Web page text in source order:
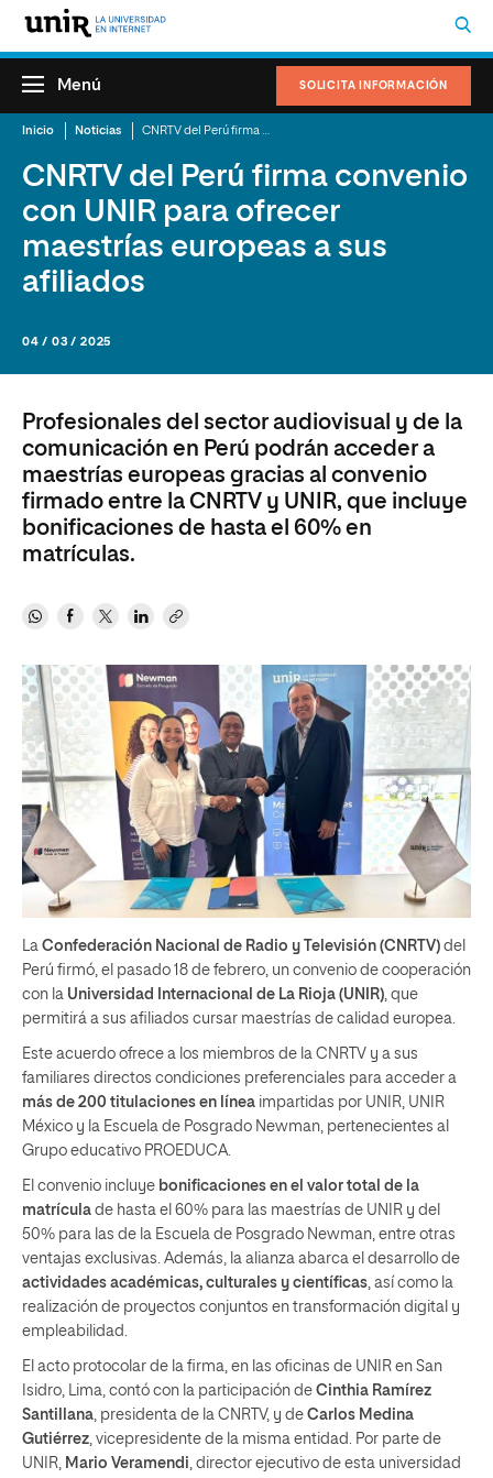
SOLICITA INFORMACIÓN
Menú
Inicio Noticias
CNRTV del Perú firma convenio
con UNIR para ofrecer
maestrías europeas a sus
afiliados
04 / 03 / 2025
Profesionales del sector audiovisual y de la
comunicación en Perú podrán acceder a
maestrías europeas gracias al convenio
firmado entre la CNRTV y UNIR, que incluye
bonificaciones de hasta el 60% en
matrículas.
La Confederación Nacional de Radio y Televisión (CNRTV) del
Perú firmó, el pasado 18 de febrero, un convenio de cooperación
con la Universidad Internacional de La Rioja (UNIR) , que
permitirá a sus afiliados cursar maestrías de calidad europea.
Este acuerdo ofrece a los miembros de la CNRTV y a sus
familiares directos condiciones preferenciales para acceder a
más de 200 titulaciones en línea impartidas por UNIR, UNIR
México y la Escuela de Posgrado Newman, pertenecientes al
Grupo educativo PROEDUCA.
El convenio incluye bonificaciones en el valor total de la
matrícula de hasta el 60% para las maestrías de UNIR y del
50% para las de la Escuela de Posgrado Newman, entre otras
ventajas exclusivas. Además, la alianza abarca el desarrollo de
actividades académicas, culturales y científicas , así como la
realización de proyectos conjuntos en transformación digital y
empleabilidad.
El acto protocolar de la firma, en las oficinas de UNIR en San
Isidro, Lima, contó con la participación de Cinthia Ramírez
Santillana , presidenta de la CNRTV, y de Carlos Medina
Gutiérrez , vicepresidente de la misma entidad. Por parte de
UNIR, Mario Veramendi , director ejecutivo de esta universidad